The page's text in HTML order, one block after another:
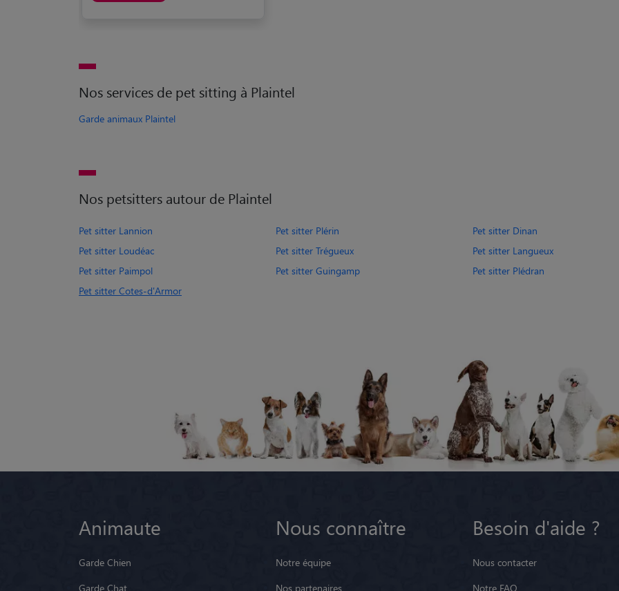
Nos services de pet sitting à Plaintel
Garde animaux Plaintel
Nos petsitters autour de Plaintel
Pet sitter Lannion Pet sitter Plérin
Pet sitter Dinan
Pet sitter Loudéac
Pet sitter Trégueux
Pet sitter Langueux
Pet sitter Paimpol
Pet sitter Guingamp
Pet sitter Plédran
Pet sitter Cotes-d'Armor
Animaute
Garde Chien
Garde Chat
Nous connaître
Notre équipe
Nos partenaires
Besoin d'aide ?
Nous contacter
Notre FAQ